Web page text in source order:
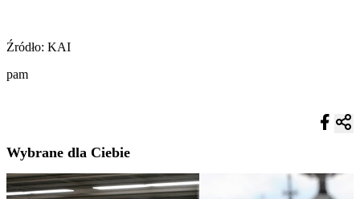
Źródło: KAI
pam
Wybrane dla Ciebie